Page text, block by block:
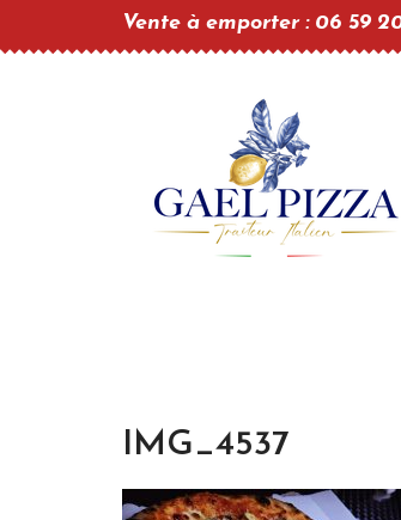
Vente à emporter : 06 59
IMG_4537